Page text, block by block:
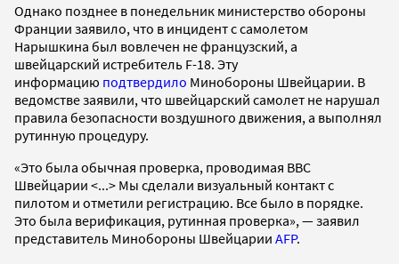
Однако позднее в понедельник министерство обороны
Франции заявило, что в инцидент с самолетом
Нарышкина был вовлечен не французский, а
швейцарский истребитель F-18. Эту
информацию подтвердило Минобороны Швейцарии. В
ведомстве заявили, что швейцарский самолет не нарушал
правила безопасности воздушного движения, а выполнял
рутинную процедуру.
«Это была обычная проверка, проводимая ВВС
Швейцарии <...> Мы сделали визуальный контакт с
пилотом и отметили регистрацию. Все было в порядке.
Это была верификация, рутинная проверка», — заявил
представитель Минобороны Швейцарии AFP.